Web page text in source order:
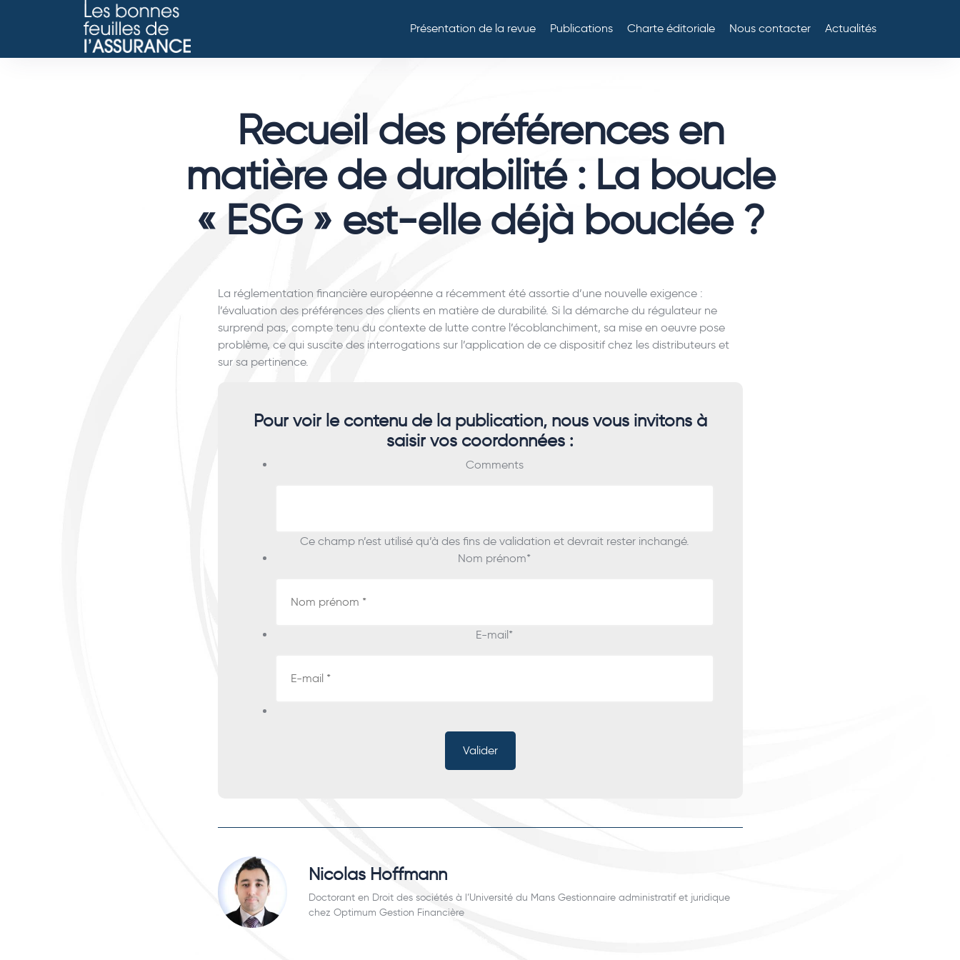
Présentation de la revue Publications Charte éditoriale Nous contacter Actualités
Recueil des préférences en
matière de durabilité : La boucle
« ESG » est-elle déjà bouclée ?
La réglementation financière européenne a récemment été assortie d’une nouvelle exigence :
l’évaluation des préférences des clients en matière de durabilité. Si la démarche du régulateur ne
surprend pas, compte tenu du contexte de lutte contre l’écoblanchiment, sa mise en oeuvre pose
problème, ce qui suscite des interrogations sur l’application de ce dispositif chez les distributeurs et
sur sa pertinence.
Pour voir le contenu de la publication, nous vous invitons à
saisir vos coordonnées :
Comments
Ce champ n’est utilisé qu’à des fins de validation et devrait rester inchangé.
Nom prénom*
E-mail*
Nicolas Hoffmann
Doctorant en Droit des sociétés à l’Université du Mans Gestionnaire administratif et juridique
chez Optimum Gestion Financière